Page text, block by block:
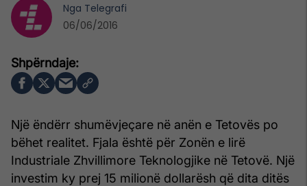
Një ëndërr shumëvjeçare në anën e Tetovës po
bëhet realitet. Fjala është për Zonën e lirë
Industriale Zhvillimore Teknologjike në Tetovë. Një
investim ky prej 15 milionë dollarësh që dita ditës
Nga Telegrafi
06/06/2016